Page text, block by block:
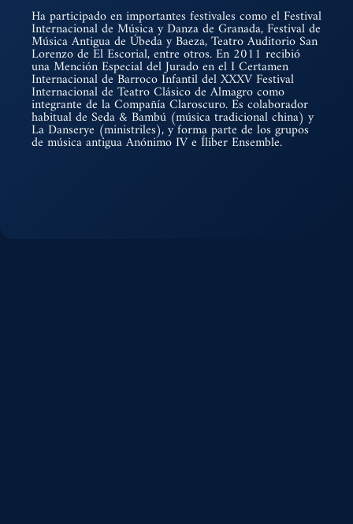
Ha participado en importantes festivales como el Festival
Internacional de Música y Danza de Granada, Festival de
Música Antigua de Úbeda y Baeza, Teatro Auditorio San
Lorenzo de El Escorial, entre otros. En 2011 recibió
una Mención Especial del Jurado en el I Certamen
Internacional de Barroco Infantil del XXXV Festival
Internacional de Teatro Clásico de Almagro como
integrante de la Compañía Claroscuro. Es colaborador
habitual de Seda & Bambú (música tradicional china) y
La Danserye (ministriles), y forma parte de los grupos
de música antigua Anónimo IV e Íliber Ensemble.